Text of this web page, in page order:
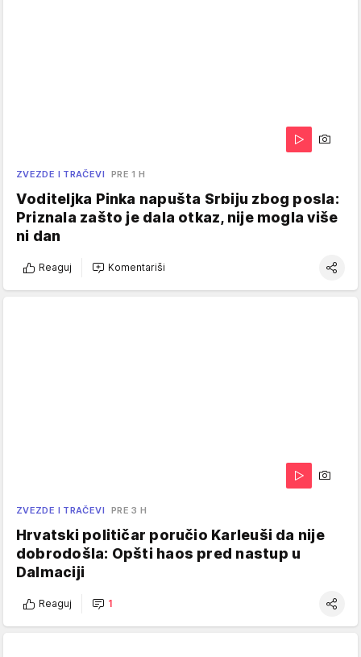
ZVEZDE I TRAČEVI PRE 1 H
Voditeljka Pinka napušta Srbiju zbog posla:
Priznala zašto je dala otkaz, nije mogla više
ni dan
Reaguj Komentariši
ZVEZDE I TRAČEVI PRE 3 H
Hrvatski političar poručio Karleuši da nije
dobrodošla: Opšti haos pred nastup u
Dalmaciji
Reaguj 1